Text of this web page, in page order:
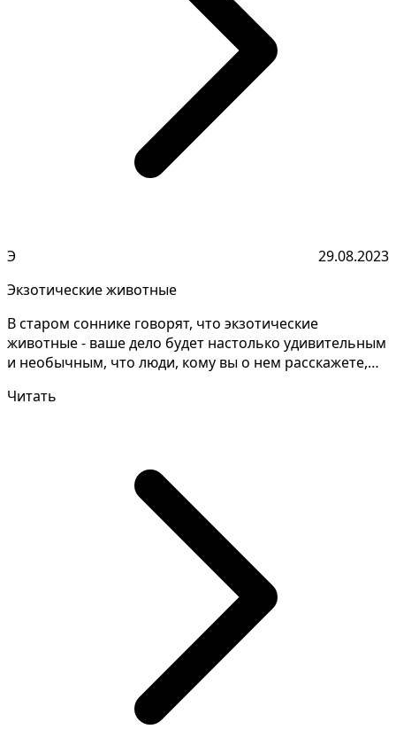
Э
29.08.2023
Экзотические животные
В старом соннике говорят, что экзотические
животные - ваше дело будет настолько удивительным
и необычным, что люди, кому вы о нем расскажете,
Читать